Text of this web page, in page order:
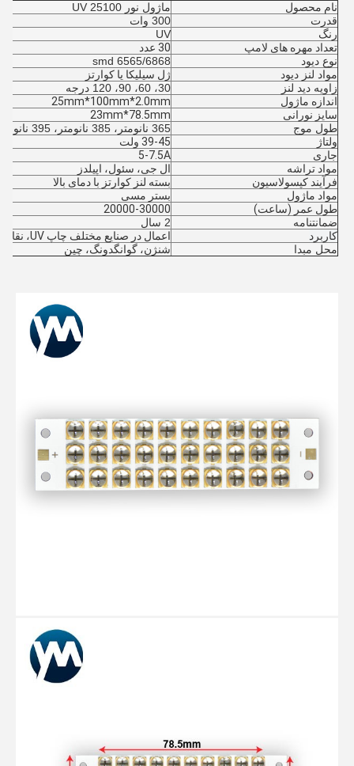
نام محصول
ماژول نور UV 25100
قدرت
300 وات
رنگ
UV
تعداد مهره های لامپ
30 عدد
نوع دیود
6565/6868 smd
مواد لنز دیود
ژل سیلیکا یا کوارتز
زاویه دید لنز
30، 60، 90، 120 درجه
اندازه ماژول
25mm*100mm*2.0mm
سایز نورانی
23mm*78.5mm
طول موج
365 نانومتر، 385 نانومتر، 395 نانومتر، 405 نانومتر
ولتاژ
39-45 ولت
جاری
5-7.5A
مواد تراشه
ال جی، سئول، اپیلدز
فرآیند کپسولاسیون
بسته لنز کوارتز با دمای بالا
مواد ماژول
بستر مسی
طول عمر (ساعت)
20000-30000
ضمانتنامه
2 سال
کاربرد
اعمال در صنایع مختلف چاپ UV، نقاشی،
محل مبدا
شنژن، گوانگدونگ، چین